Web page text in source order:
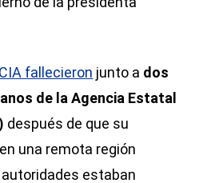
fallecieron junto a dos
de la Agencia Estatal
después de que su
una remota región
estaban